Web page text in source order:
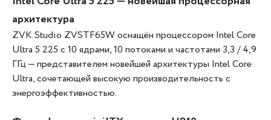
архитектура
ZVK Studio ZVSTF65W оснащён процессором Intel Core
Ultra 5 225 с 10 ядрами, 10 потоками и частотами 3,3 / 4,9
ГГц — представителем новейшей архитектуры Intel Core
Ultra, сочетающей высокую производительность с
энергоэффективностью.